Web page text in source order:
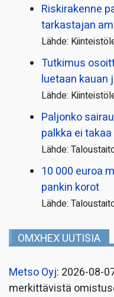
Riskirakenne
tarkastajan
Lähde:
Tutkimus
luetaan kauan
Lähde:
Paljonko
palkka ei
Lähde:
10 000 euroa
pankin korot
Lähde:
OMXHEX UUTISIA
Metso Oyj: 2026-08-
merkittävistä